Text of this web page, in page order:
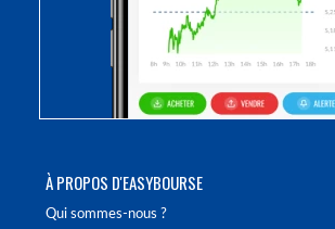
À PROPOS D'EASYBOURSE
Qui sommes-nous ?